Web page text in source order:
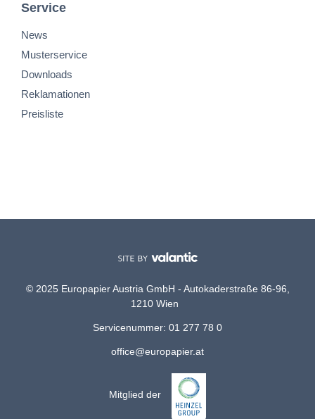
Service
News
Musterservice
Downloads
Reklamationen
Preisliste
© 2025 Europapier Austria GmbH - Autokaderstraße 86-96,
1210 Wien
Servicenummer: 01 277 78 0
office@europapier.at
Mitglied der